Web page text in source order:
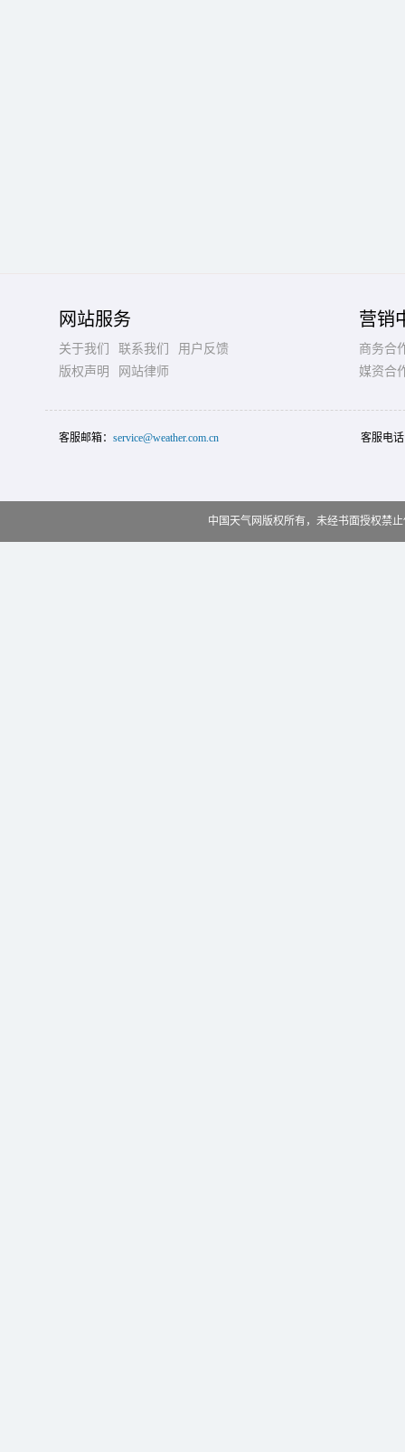
网站服务
关于我们 联系我们
用户反馈
版权声明
网站律师
营销
商务合
媒资合
客服邮箱： service@weather.com.cn 客服电
中国天气网版权所有，未经书面授权